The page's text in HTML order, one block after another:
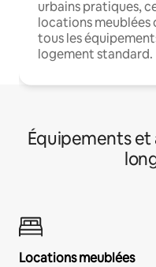
urbains pratiques,
locations meublées
tous les
logement standard.
Équipements et
Locations meublées